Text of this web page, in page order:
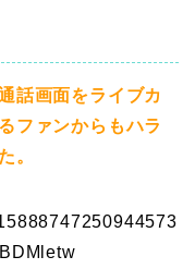
話画面をライブカ
ファンからもハラ
。